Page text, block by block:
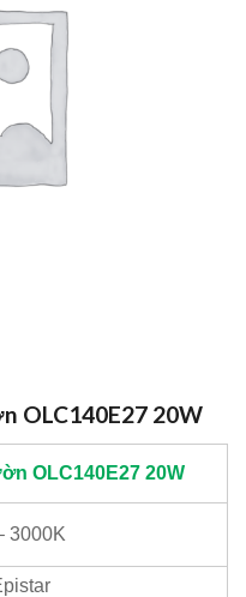
OLC140E27 20W
OLC140E27 20W
3000K